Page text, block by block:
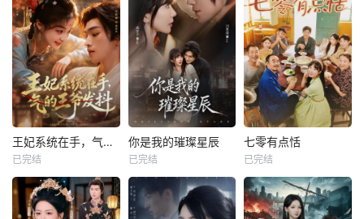
王妃系统在手，气的王爷发抖
已完结
你是我的璀璨星辰
已完结
七零有点恬
已完结